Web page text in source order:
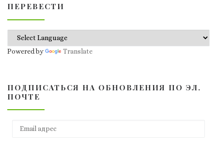
ПЕРЕВЕСТИ
Powered by Translate
ПОДПИСАТЬСЯ НА ОБНОВЛЕНИЯ ПО ЭЛ.
ПОЧТЕ